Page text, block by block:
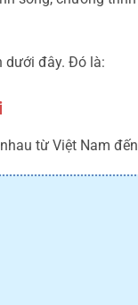
dưới đây. Đó là:
từ Việt Nam